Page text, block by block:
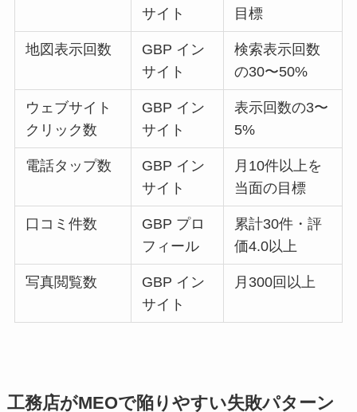
サイト
目標
地図表示回数
GBP イン
サイト
検索表示回数
の30〜50%
ウェブサイト
クリック数
GBP イン
サイト
表示回数の3〜
5%
電話タップ数
GBP イン
サイト
月10件以上を
当面の目標
口コミ件数
GBP プロ
フィール
累計30件・評
価4.0以上
写真閲覧数
GBP イン
サイト
月300回以上
工務店がMEOで陥りやすい失敗パターン